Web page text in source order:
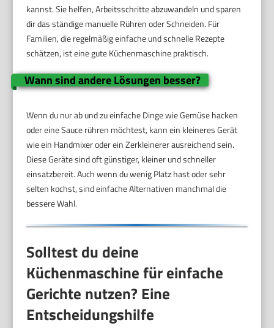
kannst. Sie helfen, Arbeitsschritte abzuwandeln und sparen
dir das ständige manuelle Rühren oder Schneiden. Für
Familien, die regelmäßig einfache und schnelle Rezepte
schätzen, ist eine gute Küchenmaschine praktisch.
Wann sind andere Lösungen besser?
Wenn du nur ab und zu einfache Dinge wie Gemüse hacken
oder eine Sauce rühren möchtest, kann ein kleineres Gerät
wie ein Handmixer oder ein Zerkleinerer ausreichend sein.
Diese Geräte sind oft günstiger, kleiner und schneller
einsatzbereit. Auch wenn du wenig Platz hast oder sehr
selten kochst, sind einfache Alternativen manchmal die
bessere Wahl.
Solltest du deine
Küchenmaschine für einfache
Gerichte nutzen? Eine
Entscheidungshilfe